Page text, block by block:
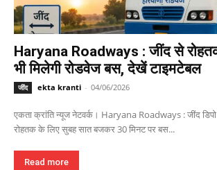
Haryana Roadways : जींद से
भी मिलेगी रोडवेज बस, देखें टाइमटेबल
जींद ekta kranti - 04/06/2026
एकता क्रांति न्यूज नेटवर्क। Haryana Roadways : जींद डिपो
रोहतक के लिए सुबह सात बजकर 30 मिनट पर बस...
Read more